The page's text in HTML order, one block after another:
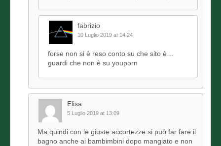
fabrizio
10 Luglio 2019 at 14:24
forse non si è reso conto su che sito è…
guardi che non è su youporn
Elisa
5 Luglio 2019 at 13:09
Ma quindi con le giuste accortezze si può far fare il
bagno anche ai bambimbini dopo mangiato e non